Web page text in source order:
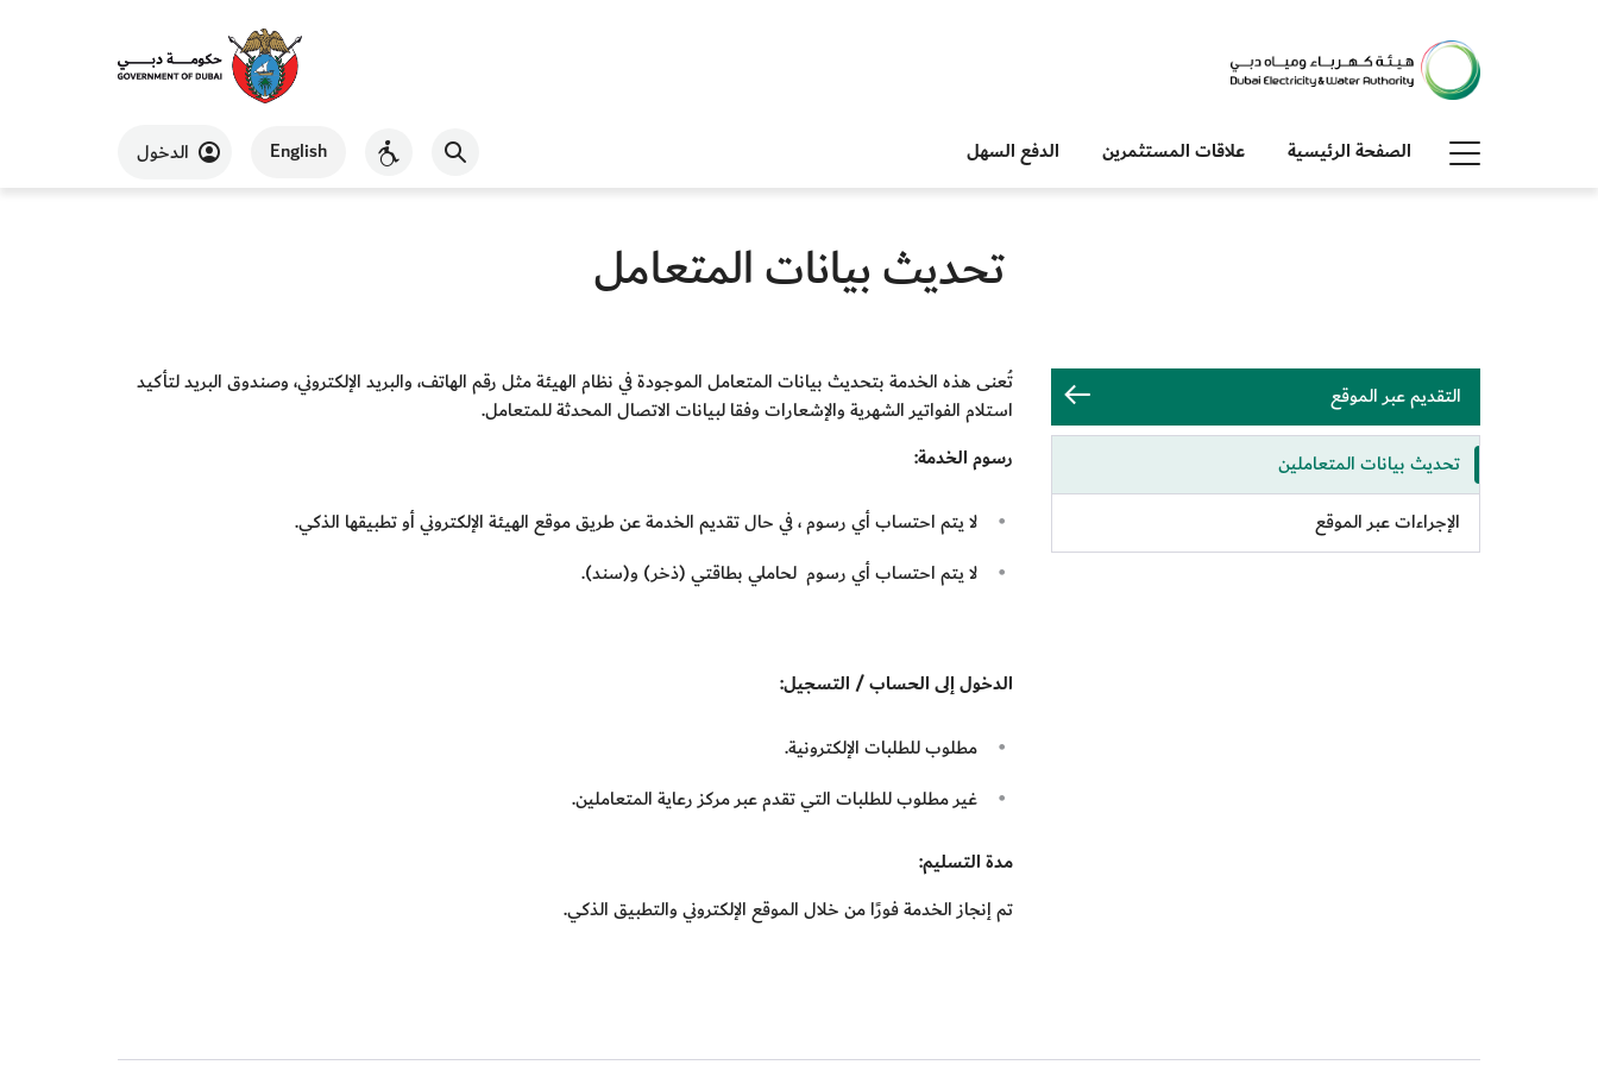
الصفحة الرئيسية علاقات المستثمرين الدفع السهل الدخول English
تحديث بيانات المتعامل
التقديم عبر الموقع
تحديث بيانات المتعاملين
الإجراءات عبر الموقع
تُعنى هذه الخدمة بتحديث بيانات المتعامل الموجودة في نظام الهيئة مثل رقم الهاتف، والبريد الإلكتروني، وصندوق البريد لتأكيد
استلام الفواتير الشهرية والإشعارات وفقا لبيانات الاتصال المحدثة للمتعامل.
رسوم الخدمة:
لا يتم احتساب أي رسوم ، في حال تقديم الخدمة عن طريق موقع الهيئة الإلكتروني أو تطبيقها الذكي.
لا يتم احتساب أي رسوم لحاملي بطاقتي (ذخر) و(سند).
الدخول إلى الحساب / التسجيل:
مطلوب للطلبات الإلكترونية.
غير مطلوب للطلبات التي تقدم عبر مركز رعاية المتعاملين.
مدة التسليم:
تم إنجاز الخدمة فورًا من خلال الموقع الإلكتروني والتطبيق الذكي.